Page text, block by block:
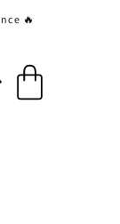
🔥
Panier